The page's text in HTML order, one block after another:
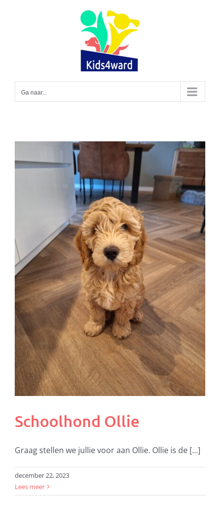
Ga naar...
Schoolhond Ollie
Graag stellen we jullie voor aan Ollie. Ollie is de [...]
december 22, 2023
Lees meer